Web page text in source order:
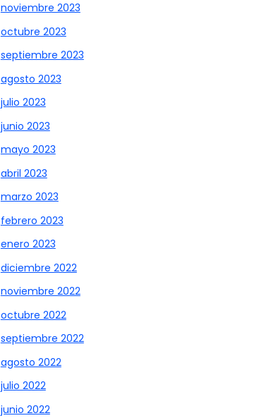
noviembre 2023
octubre 2023
septiembre 2023
agosto 2023
julio 2023
junio 2023
mayo 2023
abril 2023
marzo 2023
febrero 2023
enero 2023
diciembre 2022
noviembre 2022
octubre 2022
septiembre 2022
agosto 2022
julio 2022
junio 2022